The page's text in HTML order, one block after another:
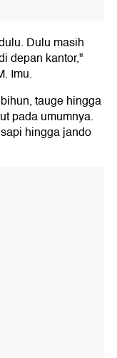
Dulu masih
depan kantor,"
Imu.
tauge hingga
pada umumnya.
hingga jando